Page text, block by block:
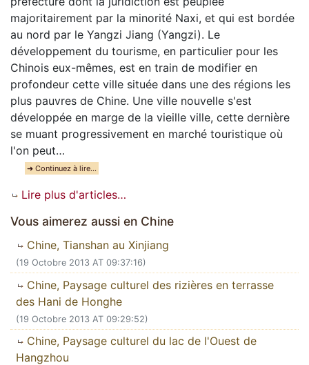
majoritairement par la minorité Naxi, et qui est bordée
au nord par le Yangzi Jiang (Yangzi). Le
développement du tourisme, en particulier pour les
Chinois eux-mêmes, est en train de modifier en
profondeur cette ville située dans une des régions les
plus pauvres de Chine. Une ville nouvelle s'est
développée en marge de la vieille ville, cette dernière
se muant progressivement en marché touristique où
l'on peut…
➜ Continuez à lire…
Lire plus d'articles…
Vous aimerez aussi en Chine
Chine, Tianshan au Xinjiang
(19 Octobre 2013 AT 09:37:16)
Chine, Paysage culturel des rizières en terrasse
des Hani de Honghe
(19 Octobre 2013 AT 09:29:52)
Chine, Paysage culturel du lac de l'Ouest de
Hangzhou